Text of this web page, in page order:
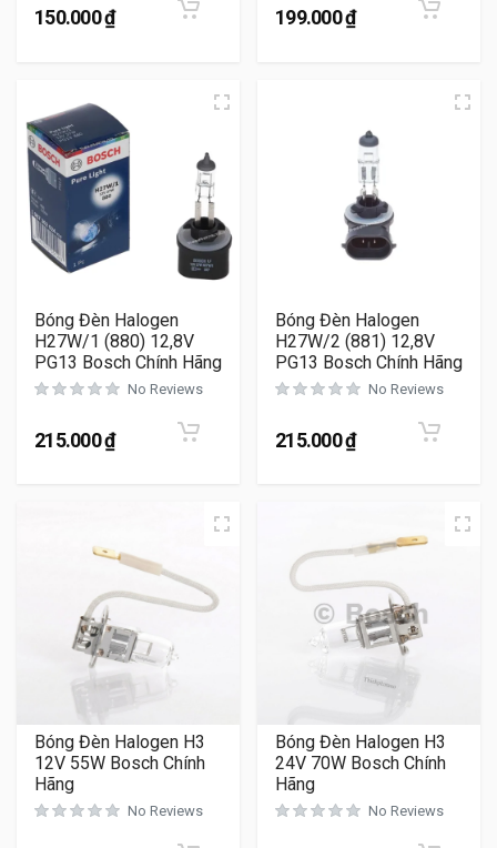
150.000₫ 199.000₫
Bóng Đèn Halogen
H27W/1 (880) 12,8V
PG13 Bosch Chính Hãng
No Reviews
215.000₫
Bóng Đèn Halogen
H27W/2 (881) 12,8V
PG13 Bosch Chính Hãng
No Reviews
215.000₫
Bóng Đèn Halogen H3
12V 55W Bosch Chính
Hãng
No Reviews
Bóng Đèn Halogen H3
24V 70W Bosch Chính
Hãng
No Reviews